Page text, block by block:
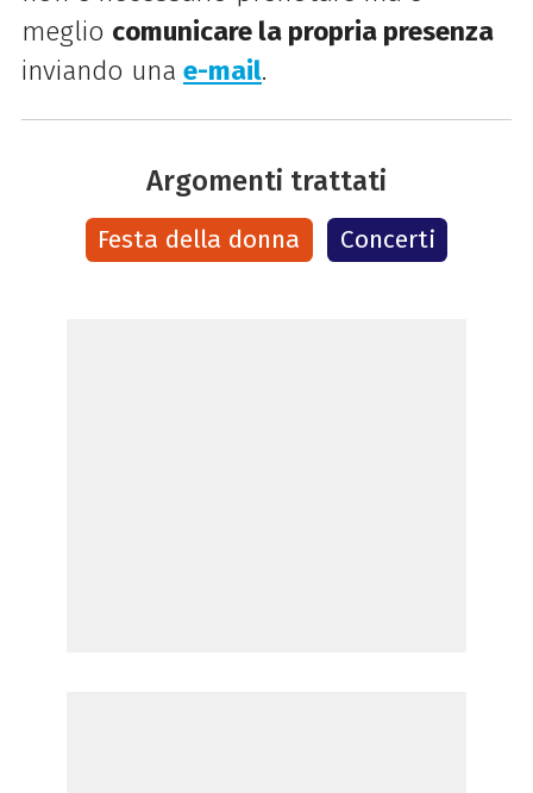
meglio comunicare la propria presenza
inviando una e-mail.
Argomenti trattati
Festa della donna Concerti